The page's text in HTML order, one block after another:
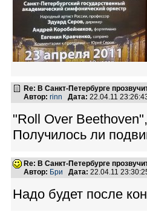
Re: В Санкт-Петербурге
Автор: rinn Дата: 22.04.11
"Roll Over
Получилось ли
Re: В Санкт-Петербурге
Автор: Бри Дата: 22.04.11
Надо будет после